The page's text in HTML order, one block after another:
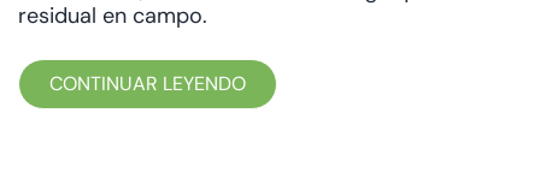
residual en campo.
CONTINUAR LEYENDO